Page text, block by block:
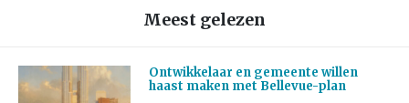
Meest gelezen
Ontwikkelaar en gemeente willen
haast maken met Bellevue-plan